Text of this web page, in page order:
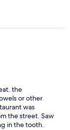
the
or other
was
the street. Saw
in the tooth.